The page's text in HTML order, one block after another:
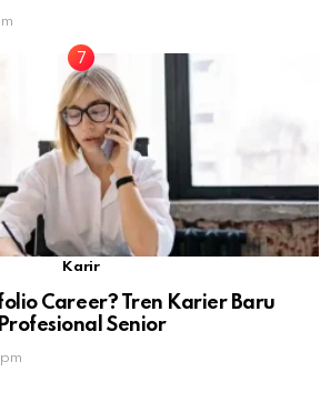
Karir
Career? Tren Karier Baru
Profesional Senior